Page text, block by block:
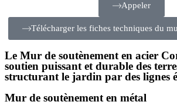
Appeler
Télécharger les fiches techniques du
Le Mur de soutènement en acier
soutien puissant et durable des
structurant le jardin par des lignes
Mur de soutènement en métal